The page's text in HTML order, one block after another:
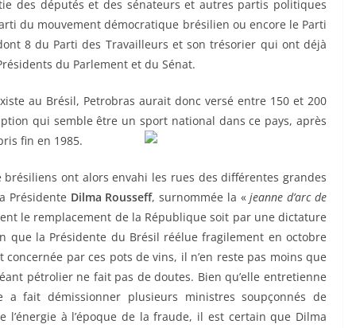
des députés et des sénateurs et autres partis politiques
du mouvement démocratique brésilien ou encore le Parti
8 du Parti des Travailleurs et son trésorier qui ont déjà
du Parlement et du Sénat.
au Brésil, Petrobras aurait donc versé entre 150 et 200
qui semble être un sport national dans ce pays, après
fin en 1985.
brésiliens ont alors envahi les rues des différentes grandes
Présidente Dilma Rousseff, surnommée la «jeanne d’arc de
le remplacement de la République soit par une dictature
la Présidente du Brésil réélue fragilement en octobre
par ces pots de vins, il n’en reste pas moins que
pétrolier ne fait pas de doutes. Bien qu’elle entretienne
a fait démissionner plusieurs ministres soupçonnés de
à l’époque de la fraude, il est certain que Dilma